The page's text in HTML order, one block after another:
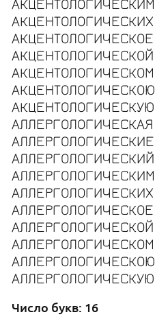
АКЦЕНТОЛОГИЧЕСКИМ
АКЦЕНТОЛОГИЧЕСКИХ
АКЦЕНТОЛОГИЧЕСКОЕ
АКЦЕНТОЛОГИЧЕСКОЙ
АКЦЕНТОЛОГИЧЕСКОМ
АКЦЕНТОЛОГИЧЕСКОЮ
АКЦЕНТОЛОГИЧЕСКУЮ
АЛЛЕРГОЛОГИЧЕСКАЯ
АЛЛЕРГОЛОГИЧЕСКИЕ
АЛЛЕРГОЛОГИЧЕСКИЙ
АЛЛЕРГОЛОГИЧЕСКИМ
АЛЛЕРГОЛОГИЧЕСКИХ
АЛЛЕРГОЛОГИЧЕСКОЕ
АЛЛЕРГОЛОГИЧЕСКОЙ
АЛЛЕРГОЛОГИЧЕСКОМ
АЛЛЕРГОЛОГИЧЕСКОЮ
АЛЛЕРГОЛОГИЧЕСКУЮ
Число букв: 16